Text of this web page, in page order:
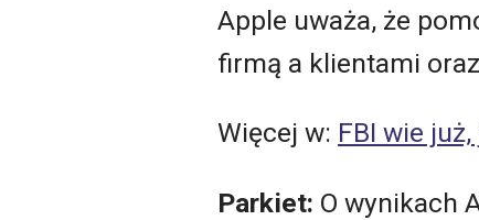
Apple uważa, że
firmą a klientami
Więcej w: FBI wie
Parkiet: O wynikach